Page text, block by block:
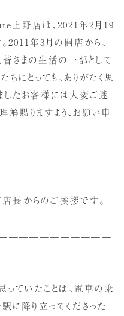
野店は、2021年2月19
2011年3月の開店から、
さまの生活の一部として
にとっても、ありがたく思
したお客様には大変ご迷
解賜りますよう、お願い申
長からのご挨拶です。
っていたことは、電車の乗
に降り立ってくださった